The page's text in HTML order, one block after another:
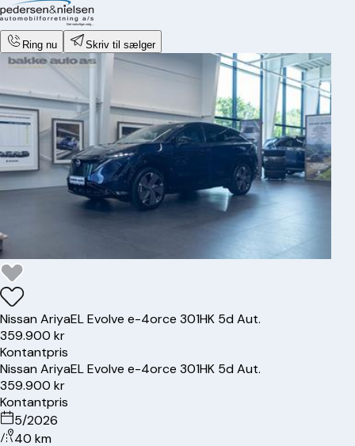
Ring nu Skriv til sælger
NissanAriyaEL Evolve e-4orce 301HK 5d Aut.
359.900 kr
Kontantpris
NissanAriyaEL Evolve e-4orce 301HK 5d Aut.
359.900 kr
Kontantpris
5/2026
40 km